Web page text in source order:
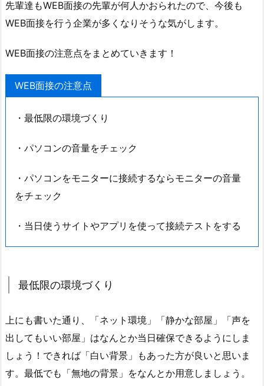
先輩達もWEB面接の先輩が何人かおられたので、今後も
WEB面接を行う企業が多くなりそうな気がします。
WEB面接の注意点をまとめていきます！
WEB面接の注意点
・最低限の環境づくり
・パソコンの音量をチェック
・パソコンをモニターに接続するならモニターの音量
をチェック
・当日使うサイトやアプリを使って接続テストをする
最低限の環境づくり
上にも書いた通り、「ネット環境」「静かな部屋」「声を
出してもいい部屋」はなんとか当日確保できるようにしま
しょう！できれば「白い背景」もあった方が良いと思いま
す。最低でも「無地の背景」をなんとか用意しましょう。